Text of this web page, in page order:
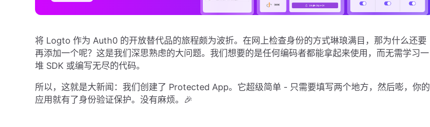
将 Logto 作为 Auth0 的开放替代品的旅程颇为波折。在网上检查身份的方式琳琅满目，那为什么还要
再添加一个呢？这是我们深思熟虑的大问题。我们想要的是任何编码者都能拿起来使用，而无需学习一
堆 SDK 或编写无尽的代码。
所以，这就是大新闻：我们创建了 Protected App。它超级简单 - 只需要填写两个地方，然后嘭，你的
应用就有了身份验证保护。没有麻烦。🎉